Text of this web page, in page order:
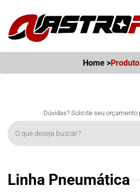
Home >
Dúvidas? Solicite seu orçamento
O que deseja buscar?
Linha Pneumática